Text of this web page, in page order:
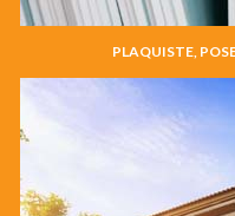
PLAQUISTE,